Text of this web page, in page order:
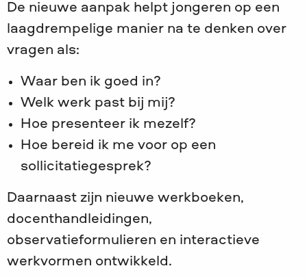
De nieuwe aanpak helpt jongeren op een
laagdrempelige manier na te denken over
vragen als:
Waar ben ik goed in?
Welk werk past bij mij?
Hoe presenteer ik mezelf?
Hoe bereid ik me voor op een
sollicitatiegesprek?
Daarnaast zijn nieuwe werkboeken,
docenthandleidingen,
observatieformulieren en interactieve
werkvormen ontwikkeld.